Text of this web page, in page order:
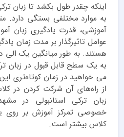
اینکه چقدر طول بکشد تا زبان
به موارد مختلفی بستگی دارد.
آموزشی، قدرت یادگیری زبان
عوامل تاثیرگذار بر مدت زمان
هستند. به طور میانگین یک الی
به یک سطح قابل قبول در زبان
‌می خواهید در زمان کوتاه‌تری
از راه‌های آن شرکت کردن در
زبان ترکی استانبولی در
خصوصی تمرکز آموزش بر روی
کلاس بیشتر است.